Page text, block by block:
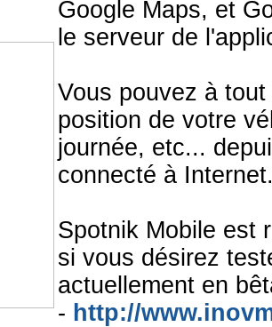
Google Maps, et
le serveur de
Vous pouvez à
position de votre
journée, etc...
connecté à
Spotnik Mobile est
si vous désirez
actuellement en
- http://